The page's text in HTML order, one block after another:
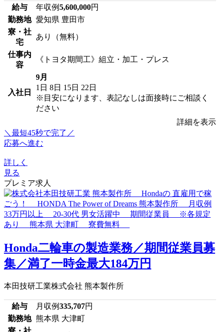
給与 年収例5,600,000円
勤務地 愛知県 豊田市
寮・社
宅
あり（無料）
仕事内
容
《トヨタ期間工》組立・加工・プレス
入社日
9月
1日 8日 15日 22日
※目安になります、表記なしは面接時にご相談く
ださい
詳細を表示
＼最短45秒で完了／
応募へ進む
詳しく
見る
プレミア求人
Honda二輪車の製造業務／期間従業員募
集／満了一時金最大184万円
本田技研工業株式会社 熊本製作所
給与 月収例335,707円
勤務地 熊本県 大津町